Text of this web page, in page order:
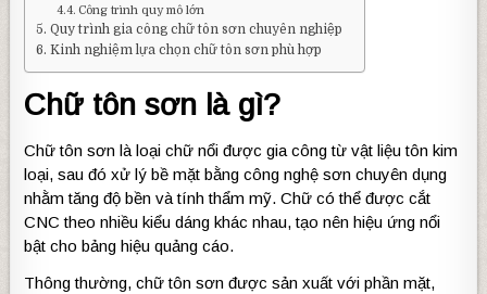
Công trình quy mô lớn
Quy trình gia công chữ tôn sơn chuyên nghiệp
Kinh nghiệm lựa chọn chữ tôn sơn phù hợp
Chữ tôn sơn là gì?
Chữ tôn sơn là loại chữ nổi được gia công từ vật liệu tôn kim
loại, sau đó xử lý bề mặt bằng công nghệ sơn chuyên dụng
nhằm tăng độ bền và tính thẩm mỹ. Chữ có thể được cắt
CNC theo nhiều kiểu dáng khác nhau, tạo nên hiệu ứng nổi
bật cho bảng hiệu quảng cáo.
Thông thường, chữ tôn sơn được sản xuất với phần mặt,